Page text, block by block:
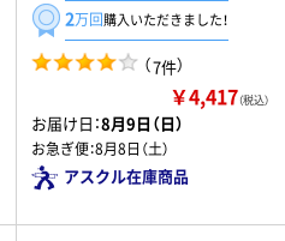
2万回購入いただきました！
（7件）
￥4,417（税込）
お届け日：8月9日（日）
お急ぎ便：8月8日（土）
アスクル在庫商品